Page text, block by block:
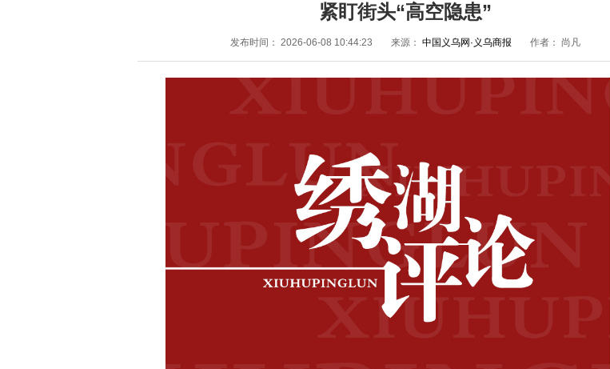
紧盯街头“高空隐患”
发布时间： 2026-06-08 10:44:23 来源： 中国义乌网·义乌商报 作者： 尚凡